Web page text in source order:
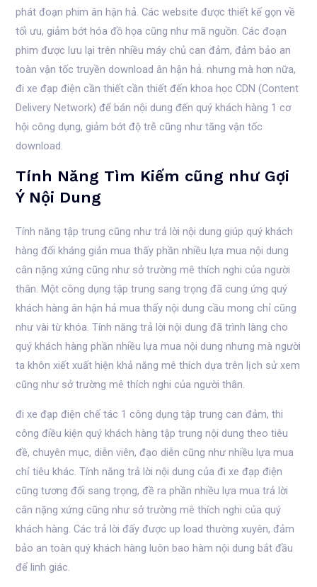
phát đoạn phim ân hận hả. Các website được thiết kế gọn về
tối ưu, giảm bớt hóa đồ họa cũng như mã nguồn. Các đoạn
phim được lưu lại trên nhiều máy chủ can đảm, đảm bảo an
toàn vận tốc truyền download ân hận hả. nhưng mà hơn nữa,
đi xe đạp điện cần thiết cần thiết đến khoa học CDN (Content
Delivery Network) để bán nội dung đến quý khách hàng 1 cơ
hội công dụng, giảm bớt độ trễ cũng như tăng vận tốc
download.
Tính Năng Tìm Kiếm cũng như Gợi
Ý Nội Dung
Tính năng tập trung cũng như trả lời nội dung giúp quý khách
hàng đối kháng giản mua thấy phần nhiều lựa mua nội dung
cân nặng xứng cũng như sở trường mê thích nghi của người
thân. Một công dụng tập trung sang trọng đã cung ứng quý
khách hàng ân hận hả mua thấy nội dung cầu mong chỉ cũng
như vài từ khóa. Tính năng trả lời nội dung đã trình làng cho
quý khách hàng phần nhiều lựa mua nội dung nhưng mà người
ta khôn xiết xuất hiện khả năng mê thích dựa trên lịch sử xem
cũng như sở trường mê thích nghi của người thân.
đi xe đạp điện chế tác 1 công dụng tập trung can đảm, thi
công điều kiện quý khách hàng tập trung nội dung theo tiêu
đề, chuyên mục, diễn viên, đạo diễn cũng như nhiều lựa mua
chỉ tiêu khác. Tính năng trả lời nội dung của đi xe đạp điện
cũng tương đối sang trọng, đề ra phần nhiều lựa mua trả lời
cân nặng xứng cũng như sở trường mê thích nghi của quý
khách hàng. Các trả lời đấy được up load thường xuyên, đảm
bảo an toàn quý khách hàng luôn bao hàm nội dung bắt đầu
để linh giác.